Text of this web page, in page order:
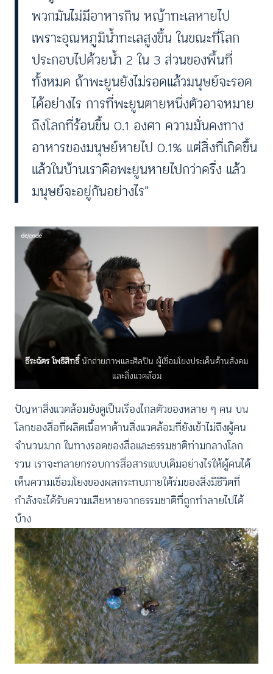
พวกมันไม่มีอาหารกิน หญ้าทะเลหายไป
เพราะอุณหภูมิน้ำทะเลสูงขึ้น ในขณะที่โลก
ประกอบไปด้วยน้ำ 2 ใน 3 ส่วนของพื้นที่
ทั้งหมด ถ้าพะยูนยังไม่รอดแล้วมนุษย์จะรอด
ได้อย่างไร การที่พะยูนตายหนึ่งตัวอาจหมาย
ถึงโลกที่ร้อนขึ้น 0.1 องศา ความมั่นคงทาง
อาหารของมนุษย์หายไป 0.1% แต่สิ่งที่เกิดขึ้น
แล้วในบ้านเราคือพะยูนหายไปกว่าครึ่ง แล้ว
มนุษย์จะอยู่กันอย่างไร”
ธีระฉัตร โพธิสิทธิ์นักถ่ายภาพและศิลปิน ผู้เชื่อมโยงประเด็นด้านสังคม
และสิ่งแวดล้อม
ปัญหาสิ่งแวดล้อมยังดูเป็นเรื่องไกลตัวของหลาย ๆ คน บน
โลกของสื่อที่ผลิตเนื้อหาด้านสิ่งแวดล้อมที่ยังเข้าไม่ถึงผู้คน
จำนวนมาก ในทางรอดของสื่อและธรรมชาติท่ามกลางโลก
รวน เราจะทลายกรอบการสื่อสารแบบเดิมอย่างไรให้ผู้คนได้
เห็นความเชื่อมโยงของผลกระทบภายใต้ร่มของสิ่งมีชีวิตที่
กำลังจะได้รับความเสียหายจากธรรมชาติที่ถูกทำลายไปได้
บ้าง